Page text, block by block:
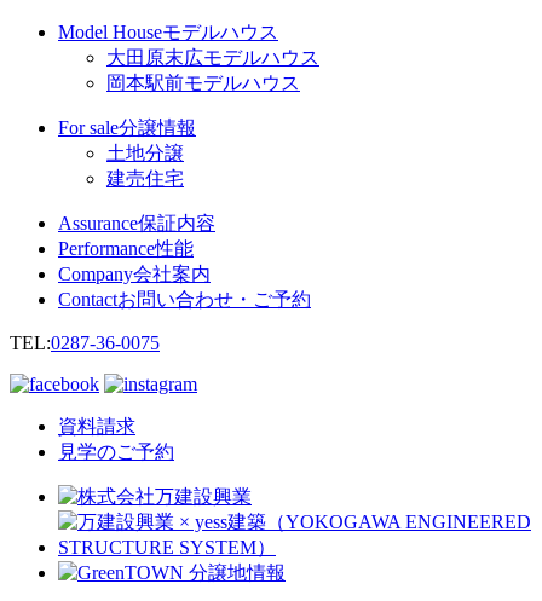
Model Houseモデルハウス
大田原末広モデルハウス
岡本駅前モデルハウス
For sale分譲情報
土地分譲
建売住宅
Assurance保証内容
Performance性能
Company会社案内
Contactお問い合わせ・ご予約
TEL:0287-36-0075
資料請求
見学のご予約